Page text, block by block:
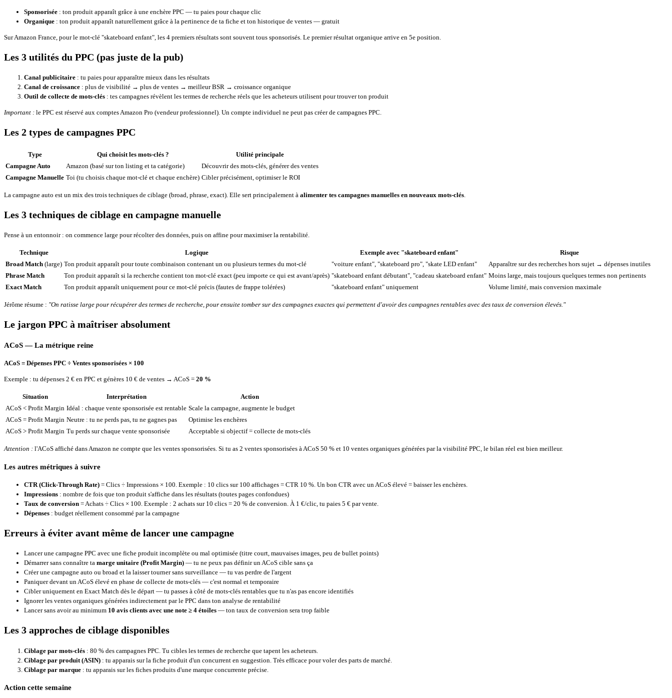
Sponsorisée : ton produit apparaît grâce à une enchère PPC — tu paies pour chaque clic
Organique : ton produit apparaît naturellement grâce à la pertinence de ta fiche et ton historique de ventes — gratuit
Sur Amazon France, pour le mot-clé "skateboard enfant", les 4 premiers résultats sont souvent tous sponsorisés. Le premier résultat organique arrive en 5e position.
Les 3 utilités du PPC (pas juste de la pub)
Canal publicitaire : tu paies pour apparaître mieux dans les résultats
Canal de croissance : plus de visibilité → plus de ventes → meilleur BSR → croissance organique
Outil de collecte de mots-clés : tes campagnes révèlent les termes de recherche réels que les acheteurs utilisent pour trouver ton produit
Important : le PPC est réservé aux comptes Amazon Pro (vendeur professionnel). Un compte individuel ne peut pas créer de campagnes PPC.
Les 2 types de campagnes PPC
Type Qui choisit les mots-clés ?
Utilité principale
Campagne Auto
Amazon (basé sur ton listing et ta catégorie)
Découvrir des mots-clés, générer des ventes
Campagne Manuelle Toi (tu choisis chaque mot-clé et chaque enchère) Cibler précisément, optimiser le ROI
La campagne auto est un mix des trois techniques de ciblage (broad, phrase, exact). Elle sert principalement à alimenter tes campagnes manuelles en nouveaux mots-clés
Les 3 techniques de ciblage en campagne manuelle
Pense à un entonnoir : on commence large pour récolter des données, puis on affine pour maximiser la rentabilité.
Technique Logique Exemple avec "skateboard enfant"
Risque
Broad Match (large) Ton produit apparaît pour toute combinaison contenant un ou plusieurs termes du mot-clé "voiture enfant", "skateboard pro", "skate LED enfant"
Apparaître sur des recherches hors sujet → dépenses inutiles
Phrase Match
Ton produit apparaît si la recherche contient ton mot-clé exact (peu importe ce qui est avant/après) "skateboard enfant débutant", "cadeau skateboard enfant" Moins large, mais toujours quelques termes non pertinents
Exact Match
Ton produit apparaît uniquement pour ce mot-clé précis (fautes de frappe tolérées) "skateboard enfant" uniquement Volume limité, mais conversion maximale
Jérôme résume : "On ratisse large pour récupérer des termes de recherche, pour ensuite tomber sur des campagnes exactes qui permettent d'avoir des campagnes rentables avec des taux de conversion élevés."
Le jargon PPC à maîtriser absolument
ACoS — La métrique reine
ACoS = Dépenses PPC ÷ Ventes sponsorisées × 100
Exemple : tu dépenses 2 € en PPC et génères 10 € de ventes → ACoS = 20 %
Situation Interprétation
Action
ACoS < Profit Margin Idéal : chaque vente sponsorisée est rentable Scale la campagne, augmente le budget
ACoS = Profit Margin Neutre : tu ne perds pas, tu ne gagnes pas
Optimise les enchères
ACoS > Profit Margin Tu perds sur chaque vente sponsorisée Acceptable si objectif = collecte de mots-clés
Attention : l'ACoS affiché dans Amazon ne compte que les ventes sponsorisées. Si tu as 2 ventes sponsorisées à ACoS 50 % et 10 ventes organiques générées par la visibilité PPC, le bilan réel est bien meilleur.
Les autres métriques à suivre
CTR (Click-Through Rate) = Clics ÷ Impressions × 100. Exemple : 10 clics sur 100 affichages = CTR 10 %. Un bon CTR avec un ACoS élevé = baisser les enchères.
Impressions : nombre de fois que ton produit s'affiche dans les résultats (toutes pages confondues)
Taux de conversion = Achats ÷ Clics × 100. Exemple : 2 achats sur 10 clics = 20 % de conversion. À 1 €/clic, tu paies 5 € par vente.
Dépenses : budget réellement consommé par la campagne
Erreurs à éviter avant même de lancer une campagne
Lancer une campagne PPC avec une fiche produit incomplète ou mal optimisée (titre court, mauvaises images, peu de bullet points)
Démarrer sans connaître ta marge unitaire (Profit Margin) — tu ne peux pas définir un ACoS cible sans ça
Créer une campagne auto ou broad et la laisser tourner sans surveillance — tu vas perdre de l'argent
Paniquer devant un ACoS élevé en phase de collecte de mots-clés — c'est normal et temporaire
Cibler uniquement en Exact Match dès le départ — tu passes à côté de mots-clés rentables que tu n'as pas encore identifiés
Ignorer les ventes organiques générées indirectement par le PPC dans ton analyse de rentabilité
Lancer sans avoir au minimum 10 avis clients avec une note ≥ 4 étoiles — ton taux de conversion sera trop faible
Les 3 approches de ciblage disponibles
Ciblage par mots-clés : 80 % des campagnes PPC. Tu cibles les termes de recherche que tapent les acheteurs.
Ciblage par produit (ASIN) : tu apparais sur la fiche produit d'un concurrent en suggestion. Très efficace pour voler des parts de marché.
Ciblage par marque : tu apparais sur les fiches produits d'une marque concurrente précise.
Action cette semaine